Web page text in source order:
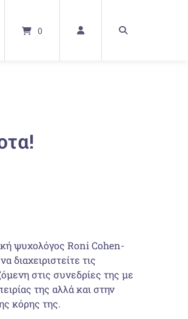
0
ψυχολόγος Roni Cohen-
τις
στις συνεδρίες της με
της αλλά και στην
κόρης της.